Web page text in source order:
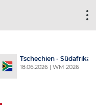
Tschechien - Südafrika
18.06.2026 | WM 2026